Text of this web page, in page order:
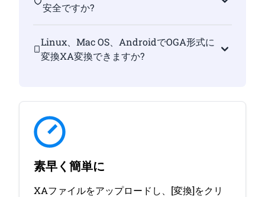
安全ですか?
Linux、Mac OS、AndroidでOGA形式に
変換XA変換できますか?
素早く簡単に
XAファイルをアップロードし、[変換]をクリ